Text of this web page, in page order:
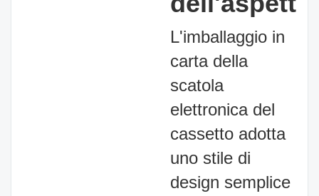
L'imballaggio in
carta della
scatola
elettronica del
cassetto adotta
uno stile di
design semplice